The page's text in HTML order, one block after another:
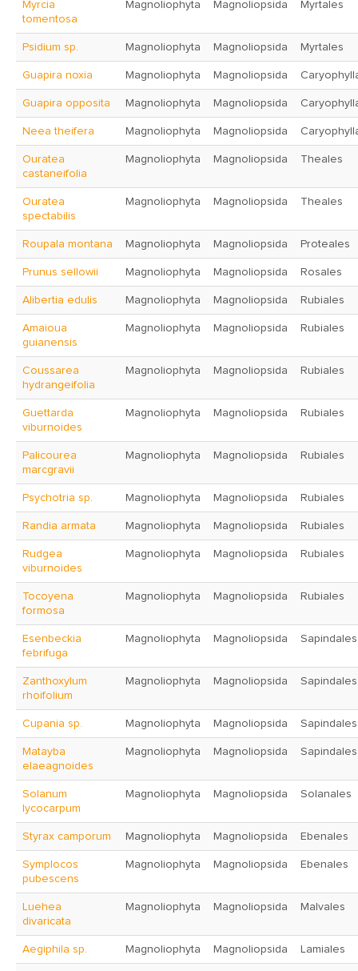
Myrcia
tomentosa
Magnoliophyta Magnoliopsida Myrtales
Psidium sp. Magnoliophyta Magnoliopsida Myrtales
Guapira noxia Magnoliophyta Magnoliopsida
Guapira opposita Magnoliophyta Magnoliopsida
Neea theifera Magnoliophyta Magnoliopsida
Ouratea
castaneifolia
Magnoliophyta Magnoliopsida Theales
Ouratea
spectabilis
Magnoliophyta Magnoliopsida Theales
Roupala montana Magnoliophyta Magnoliopsida Proteales
Prunus sellowii Magnoliophyta Magnoliopsida Rosales
Alibertia edulis Magnoliophyta Magnoliopsida Rubiales
Amaioua
guianensis
Magnoliophyta Magnoliopsida Rubiales
Coussarea
hydrangeifolia
Magnoliophyta Magnoliopsida Rubiales
Guettarda
viburnoides
Magnoliophyta Magnoliopsida Rubiales
Palicourea
marcgravii
Magnoliophyta Magnoliopsida Rubiales
Psychotria sp. Magnoliophyta Magnoliopsida Rubiales
Randia armata Magnoliophyta Magnoliopsida Rubiales
Rudgea
viburnoides
Magnoliophyta Magnoliopsida Rubiales
Tocoyena
formosa
Magnoliophyta Magnoliopsida Rubiales
Esenbeckia
febrifuga
Magnoliophyta Magnoliopsida Sapindales
Zanthoxylum
rhoifolium
Magnoliophyta Magnoliopsida Sapindales
Cupania sp. Magnoliophyta Magnoliopsida Sapindales
Matayba
elaeagnoides
Magnoliophyta Magnoliopsida Sapindales
Solanum
lycocarpum
Magnoliophyta Magnoliopsida Solanales
Styrax camporum Magnoliophyta Magnoliopsida Ebenales
Symplocos
pubescens
Magnoliophyta Magnoliopsida Ebenales
Luehea
divaricata
Magnoliophyta Magnoliopsida Malvales
Aegiphila sp. Magnoliophyta Magnoliopsida Lamiales